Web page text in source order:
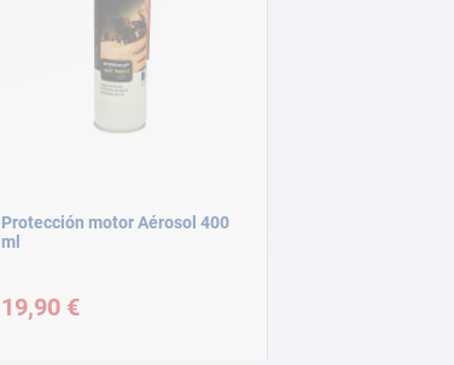
Protección motor Aérosol 400
ml
19,90 €